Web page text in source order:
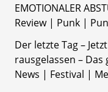
EMOTIONALER
Review | Punk |
Der letzte Tag –
rausgelassen –
News | Festival |